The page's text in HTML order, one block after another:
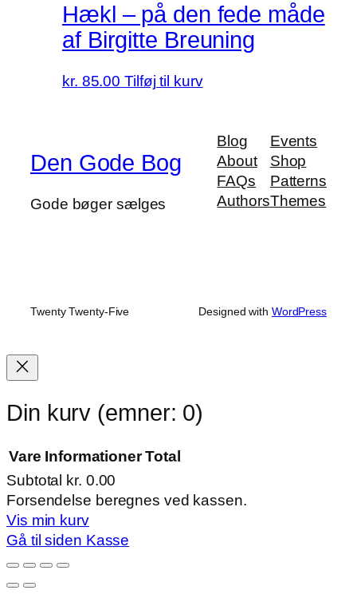
Hækl – på den fede måde
af Birgitte Breuning
kr. 85.00 Tilføj til kurv
Den Gode Bog
Gode bøger sælges
Blog
About
FAQs
Authors
Events
Shop
Patterns
Themes
Twenty Twenty-Five Designed with WordPress
Din kurv (emner: 0)
Varer
i
indkøbskurv
Vare Informationer Total
Subtotal kr. 0.00
Forsendelse beregnes ved kassen.
Vis min kurv
Gå til siden Kasse